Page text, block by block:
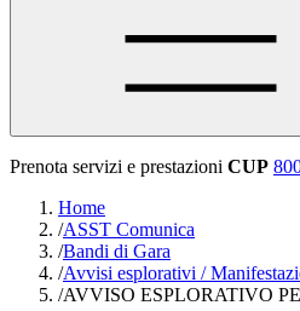
Prenota servizi e prestazioni CUP
Home
/ASST Comunica
/Bandi di Gara
/Avvisi esplorativi /
/AVVISO ESPLORATIVO